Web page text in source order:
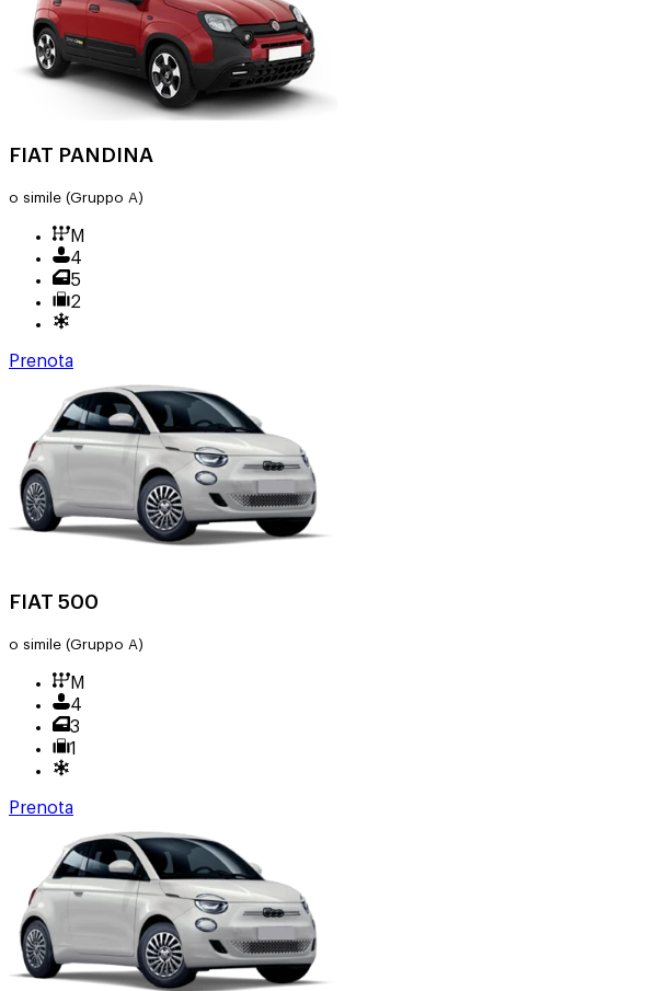
FIAT PANDINA
o simile (Gruppo A)
M
4
5
2
Prenota
FIAT 500
o simile (Gruppo A)
M
4
3
1
Prenota